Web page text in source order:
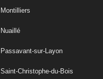
Montilliers
Nuaillé
Passavant-sur-Layon
Saint-Christophe-du-Bois